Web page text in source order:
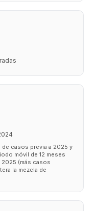
casos previa a 2025 y
móvil de 12 meses
(más casos
la mezcla de